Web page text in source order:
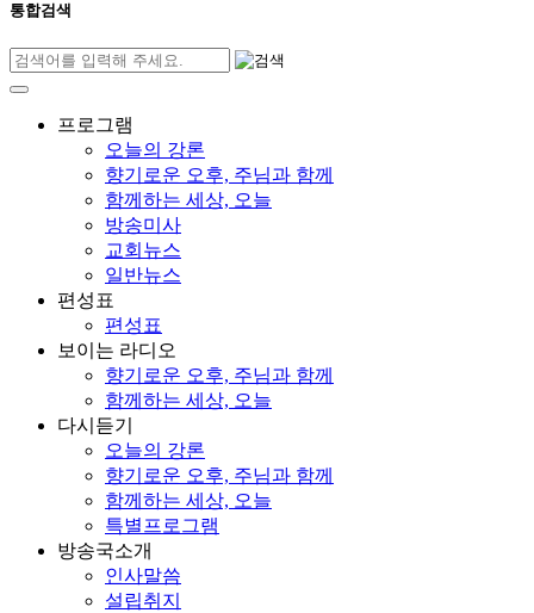
통합검색
프로그램
오늘의 강론
향기로운 오후, 주님과 함께
함께하는 세상, 오늘
방송미사
교회뉴스
일반뉴스
편성표
편성표
보이는 라디오
향기로운 오후, 주님과 함께
함께하는 세상, 오늘
다시듣기
오늘의 강론
향기로운 오후, 주님과 함께
함께하는 세상, 오늘
특별프로그램
방송국소개
인사말씀
설립취지